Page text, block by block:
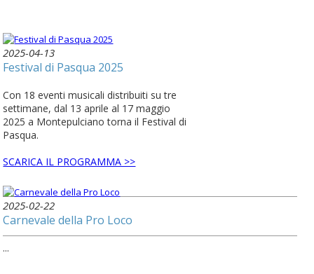
2025-04-13
Festival di Pasqua 2025
Con 18 eventi musicali distribuiti su tre
settimane, dal 13 aprile al 17 maggio
2025 a Montepulciano torna il Festival di
Pasqua.
SCARICA IL PROGRAMMA >>
2025-02-22
Carnevale della Pro Loco
...